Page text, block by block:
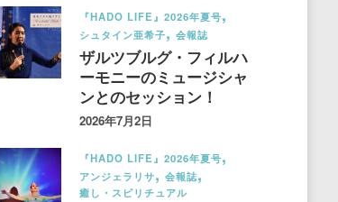
『HADO LIFE』2026年夏号
シュタイン亜希子
会報誌
ザルツブルグ・フィルハ
ーモニーのミュージシャ
ンとのセッション！
2026年7月2日
『HADO LIFE』2026年夏号
アンジェラリサ
会報誌
癒し・スピリチュアル